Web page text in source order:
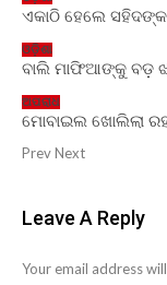
ଏକାଠି ହେଲେ
ଓଡ଼ିଶା
ବାଲି ମାଫିଆଙ୍କୁ ବଡ଼
ଅପରାଧ
ମୋବାଇଲ ଖୋଲିଲା
PrevNext
Leave A Reply
Your email address